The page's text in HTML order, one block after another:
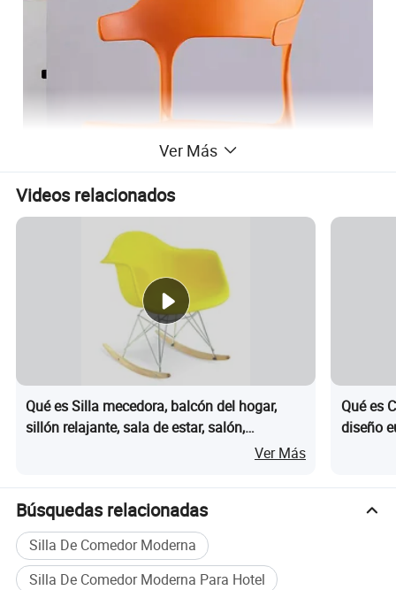
Ver Más
Videos relacionados
Qué es Silla mecedora, balcón del hogar,
sillón relajante, sala de estar, salón,
Ver Más
Qué es
diseño
Búsquedas relacionadas
Silla De Comedor Moderna
Silla De Comedor Moderna Para Hotel